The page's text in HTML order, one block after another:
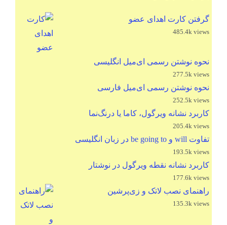
گرفتن کارت اهدای عضو
485.4k views
نحوه نوشتن رسمی ای‌میل انگلیسی
277.5k views
نحوه نوشتن رسمی ای‌میل فارسی
252.5k views
کاربرد نشانه ویرگول، کاما یا درنگ‌نما
205.4k views
تفاوت will و be going to در زبان انگلیسی
193.5k views
کاربرد نشانه نقطه ویرگول در نوشتار
177.6k views
راهنمای نصب لاتک و زی‌پرشین
135.3k views